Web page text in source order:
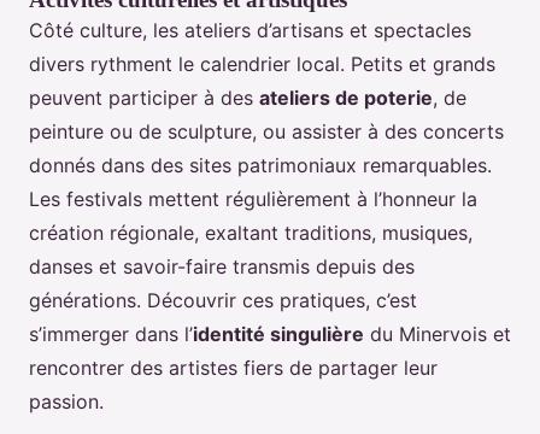
Côté culture, les ateliers d’artisans et spectacles
divers rythment le calendrier local. Petits et grands
peuvent participer à des ateliers de poterie, de
peinture ou de sculpture, ou assister à des concerts
donnés dans des sites patrimoniaux remarquables.
Les festivals mettent régulièrement à l’honneur la
création régionale, exaltant traditions, musiques,
danses et savoir-faire transmis depuis des
générations. Découvrir ces pratiques, c’est
s’immerger dans l’identité singulière du Minervois et
rencontrer des artistes fiers de partager leur
passion.